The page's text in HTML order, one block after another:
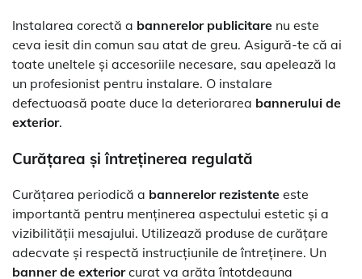
Instalarea corectă a bannerelor publicitare nu este
ceva iesit din comun sau atat de greu. Asigură-te că ai
toate uneltele și accesoriile necesare, sau apelează la
un profesionist pentru instalare. O instalare
defectuoasă poate duce la deteriorarea bannerului de
exterior.
Curățarea și întreținerea regulată
Curățarea periodică a bannerelor rezistente este
importantă pentru menținerea aspectului estetic și a
vizibilității mesajului. Utilizează produse de curățare
adecvate și respectă instrucțiunile de întreținere. Un
banner de exteriorcurat va arăta întotdeauna